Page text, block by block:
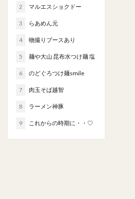
2 マルエスショクドー
3 らあめん元
4 物撮りブースあり
5 麺や大山 昆布水つけ麺 塩
6 のどぐろつけ麺smile
7 肉玉そば越智
8 ラーメン神豚
9 これからの時期に・・♡